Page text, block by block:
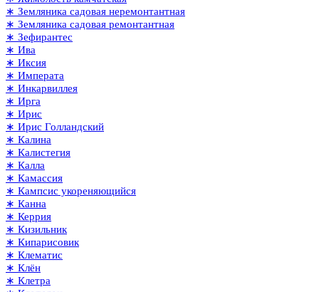
∗ Земляника садовая неремонтантная
∗ Земляника садовая ремонтантная
∗ Зефирантес
∗ Ива
∗ Иксия
∗ Императа
∗ Инкарвиллея
∗ Ирга
∗ Ирис
∗ Ирис Голландский
∗ Калина
∗ Калистегия
∗ Калла
∗ Камассия
∗ Кампсис укореняющийся
∗ Канна
∗ Керрия
∗ Кизильник
∗ Кипарисовик
∗ Клематис
∗ Клён
∗ Клетра